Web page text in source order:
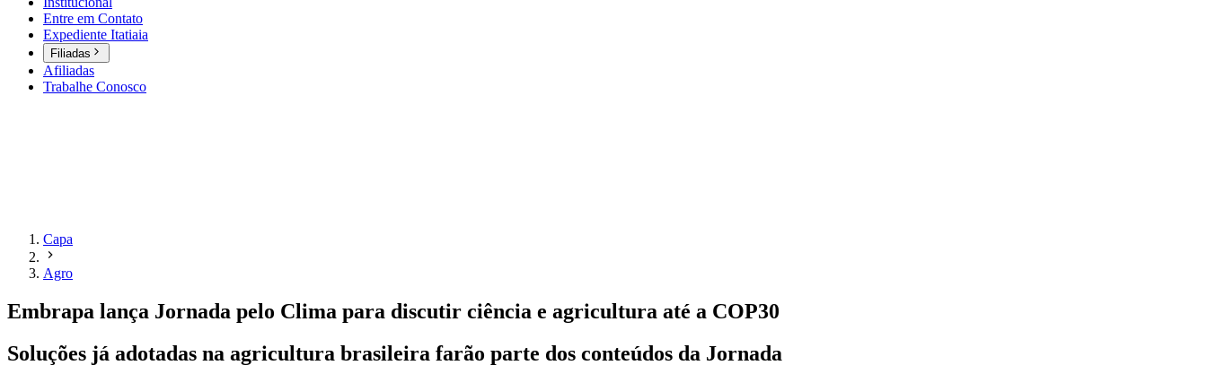
Entre em Contato
Expediente Itatiaia
Filiadas
Afiliadas
Trabalhe Conosco
Capa
Agro
Embrapa lança Jornada pelo Clima para discutir ciência e agricultura até a COP30
Soluções já adotadas na agricultura brasileira farão parte dos conteúdos da Jornada